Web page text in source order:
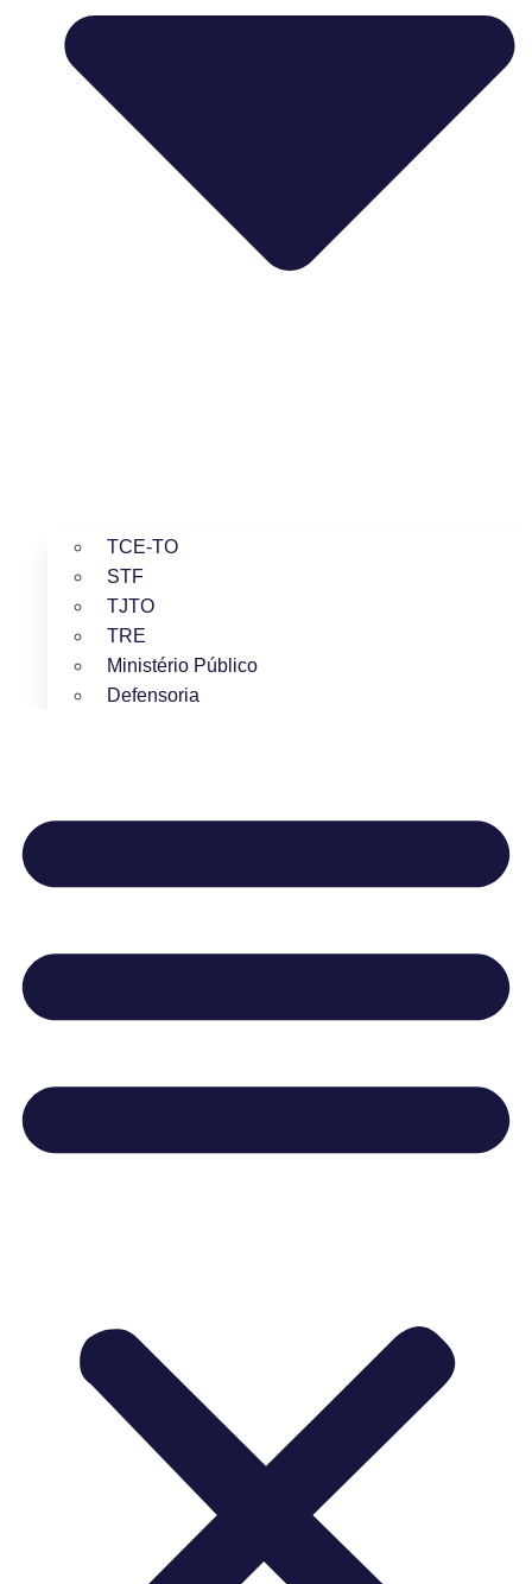
TCE-TO
STF
TJTO
TRE
Ministério Público
Defensoria